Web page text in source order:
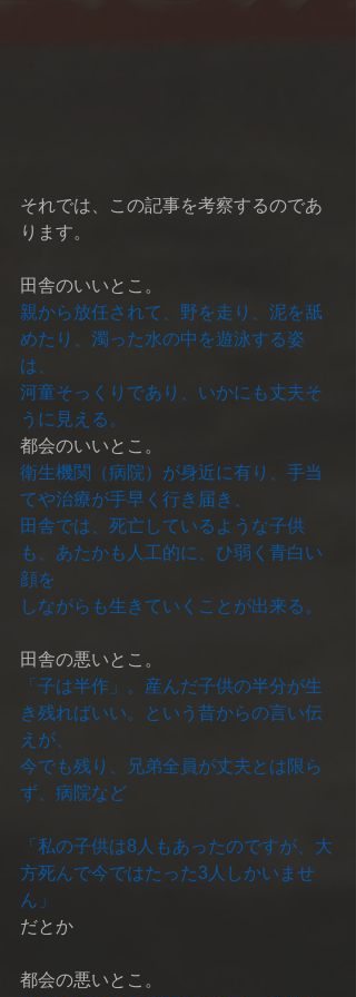
それでは、この記事を考察するのであ
ります。
田舎のいいとこ。
親から放任されて、野を走り、泥を舐
めたり、濁った水の中を遊泳する姿
は、
河童そっくりであり、いかにも丈夫そ
うに見える。
都会のいいとこ。
衛生機関（病院）が身近に有り、手当
てや治療が手早く行き届き、
田舎では、死亡しているような子供
も、あたかも人工的に、ひ弱く青白い
顔を
しながらも生きていくことが出来る。
田舎の悪いとこ。
「子は半作」。産んだ子供の半分が生
き残ればいい。という昔からの言い伝
えが、
今でも残り、兄弟全員が丈夫とは限ら
ず、病院など
「私の子供は8人もあったのですが、大
方死んで今ではたった3人しかいませ
ん」
だとか
都会の悪いとこ。